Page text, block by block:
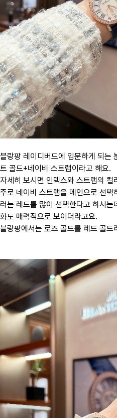
블랑팡 레이디버드에 입문하게 되는
트 골드+네이비 스트랩이라고 해요.
자세히 보시면 인덱스와 스트랩의 컬
주로 네이비 스트랩을 메인으로 선
러는 레드를 많이 선택한다고 하시
화도 매력적으로 보이더라고요.
블랑팡에서는 로즈 골드를 레드 골드